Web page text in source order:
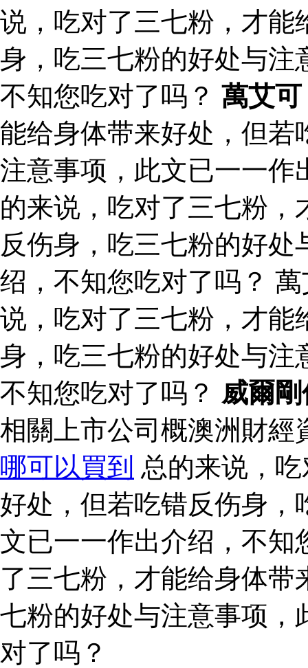
说，吃对了三七粉，才能
身，吃三七粉的好处与注
不知您吃对了吗？ 萬艾可
能给身体带来好处，但若
注意事项，此文已一一作
的来说，吃对了三七粉
反伤身，吃三七粉的好
绍，不知您吃对了吗？
说，吃对了三七粉，才能
身，吃三七粉的好处与注
不知您吃对了吗？ 威爾
相關上市公司概澳洲財
哪可以買到 总的来说，
好处，但若吃错反伤身，
文已一一作出介绍，不知
了三七粉，才能给身体
七粉的好处与注意事项，
对了吗？